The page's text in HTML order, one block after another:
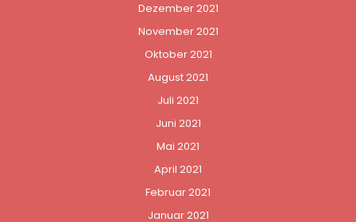
Dezember 2021
November 2021
Oktober 2021
August 2021
Juli 2021
Juni 2021
Mai 2021
April 2021
Februar 2021
Januar 2021